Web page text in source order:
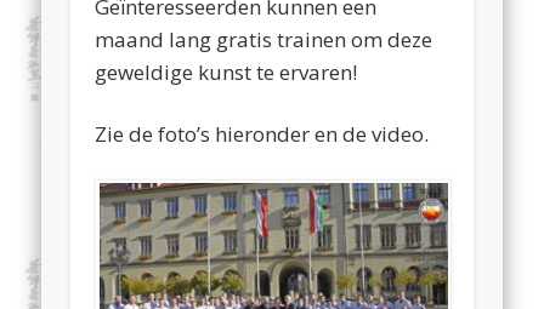
Geïnteresseerden kunnen een
maand lang gratis trainen om deze
geweldige kunst te ervaren!
Zie de foto’s hieronder en de video.